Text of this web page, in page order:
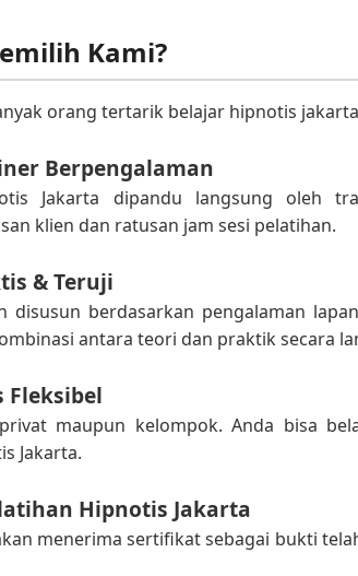
Kami?
orang tertarik belajar hipnotis
Berpengalaman
Jakarta dipandu langsung oleh
klien dan ratusan jam sesi pelatihan.
& Teruji
disusun berdasarkan pengalaman
antara teori dan praktik secara
Fleksibel
maupun kelompok. Anda bisa
Jakarta.
Hipnotis Jakarta
menerima sertifikat sebagai bukti